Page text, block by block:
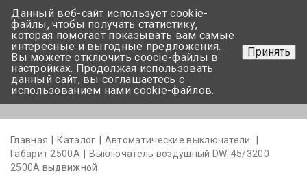
+375 17-350-99-56
+375 44-752-82-08
Задать вопрос
Главная Каталог
Автоматические выключатели
Габарит 2500А
Выключатель воздушный DW-45/3200
2500А выдвижной
Данный веб-сайт использует cookie-
файлы, чтобы получать статистику,
которая помогает показывать вам самые
интересные и выгодные предложения.
Вы можете отключить coocie-файлы в
настройках. Продолжая использовать
данный сайт, вы соглашаетесь с
использованием нами cookie-файлов.
Принять